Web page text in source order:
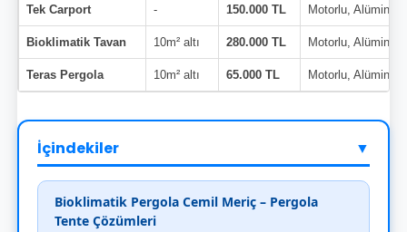
Tek Carport - 150.000 TL Motorlu,
Bioklimatik Tavan 10m² altı 280.000 TL Motorlu,
Teras Pergola 10m² altı 65.000 TL Motorlu,
İçindekiler ▼
Bioklimatik Pergola Cemil Meriç – Pergola
Tente Çözümleri